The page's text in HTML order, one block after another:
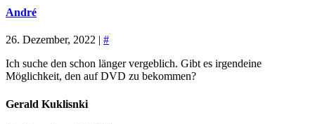
André
26. Dezember, 2022 | #
Ich suche den schon länger vergeblich. Gibt es irgendeine
Möglichkeit, den auf DVD zu bekommen?
Gerald Kuklisnki